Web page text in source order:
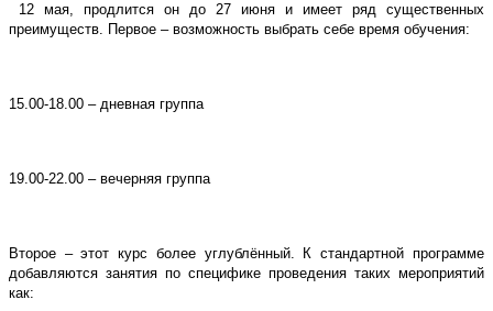
12 мая, продлится он до 27 июня и имеет ряд существенных
преимуществ. Первое – возможность выбрать себе время обучения:
15.00-18.00 – дневная группа
19.00-22.00 – вечерняя группа
Второе – этот курс более углублённый. К стандартной программе
добавляются занятия по специфике проведения таких мероприятий
как: